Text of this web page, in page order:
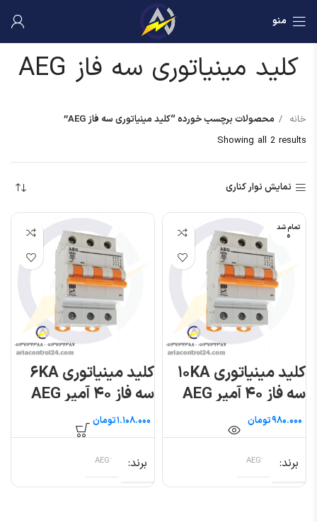
منو
کلید مینیاتوری سه فاز AEG
خانه
محصولات برچسب خورده “کلید مینیاتوری سه فاز AEG”
Showing all 2 results
نمایش نوار کناری
تمام شد
ه
کلید مینیاتوری ۱۰KA
سه فاز ۴۰ آمپر AEG
تومان
برند
کلید مینیاتوری ۶KA
سه فاز ۴۰ آمپر AEG
تومان
برند